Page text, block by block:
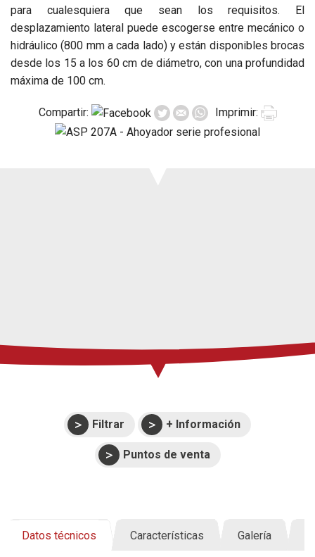
Recambios
Soporte
Garantías
Prensa
Eventos
para cualesquiera que sean los requisitos. El
desplazamiento lateral puede escogerse entre mecánico o
hidráulico (800 mm a cada lado) y están disponibles brocas
desde los 15 a los 60 cm de diámetro, con una profundidad
máxima de 100 cm.
Compartir: Imprimir:
Filtrar + Información
Puntos de venta
Datos técnicos Características Galería